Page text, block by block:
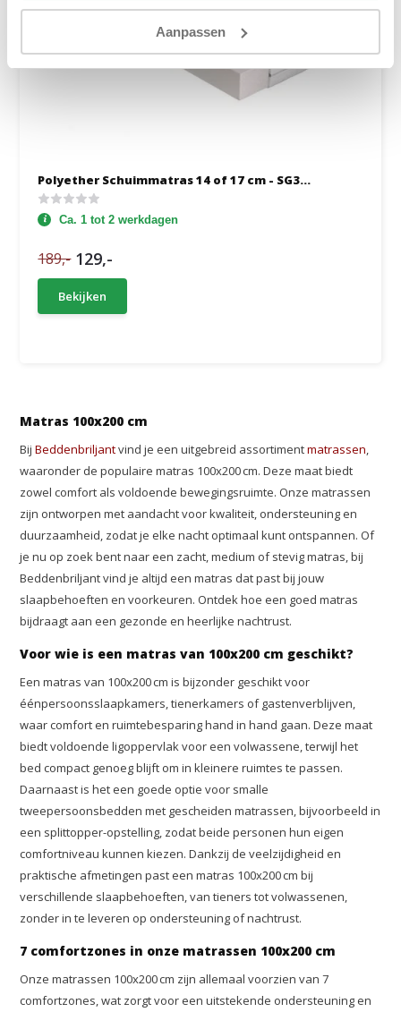
Aanpassen
Polyether Schuimmatras 14 of 17 cm - SG3...
Ca. 1 tot 2 werkdagen
189,- 129,-
Bekijken
Matras 100x200 cm
BijBeddenbriljantvind je een uitgebreid assortimentmatrassen,
waaronder de populaire matras 100x200 cm. Deze maat biedt
zowel comfort als voldoende bewegingsruimte. Onze matrassen
zijn ontworpen met aandacht voor kwaliteit, ondersteuning en
duurzaamheid, zodat je elke nacht optimaal kunt ontspannen. Of
je nu op zoek bent naar een zacht, medium of stevig matras, bij
Beddenbriljant vind je altijd een matras dat past bij jouw
slaapbehoeften en voorkeuren. Ontdek hoe een goed matras
bijdraagt aan een gezonde en heerlijke nachtrust.
Voor wie is een matras van 100x200 cm geschikt?
Een matras van 100x200 cm is bijzonder geschikt voor
éénpersoonsslaapkamers, tienerkamers of gastenverblijven,
waar comfort en ruimtebesparing hand in hand gaan. Deze maat
biedt voldoende ligoppervlak voor een volwassene, terwijl het
bed compact genoeg blijft om in kleinere ruimtes te passen.
Daarnaast is het een goede optie voor smalle
tweepersoonsbedden met gescheiden matrassen, bijvoorbeeld in
een splittopper-opstelling, zodat beide personen hun eigen
comfortniveau kunnen kiezen. Dankzij de veelzijdigheid en
praktische afmetingen past een matras 100x200 cm bij
verschillende slaapbehoeften, van tieners tot volwassenen,
zonder in te leveren op ondersteuning of nachtrust.
7 comfortzones in onze matrassen 100x200 cm
Onze matrassen 100x200 cm zijn allemaal voorzien van 7
comfortzones, wat zorgt voor een uitstekende ondersteuning en